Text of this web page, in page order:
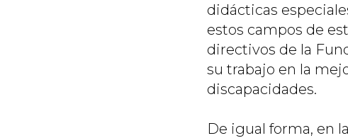
didácticas
estos campos de
directivos de la
su trabajo en la
discapacidades.
De igual forma, en